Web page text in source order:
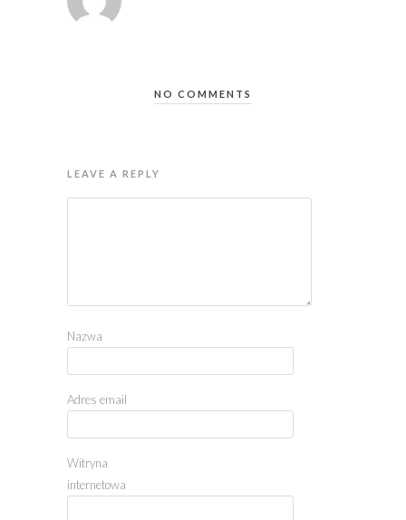
NO COMMENTS
LEAVE A REPLY
Nazwa
Adres email
Witryna
internetowa